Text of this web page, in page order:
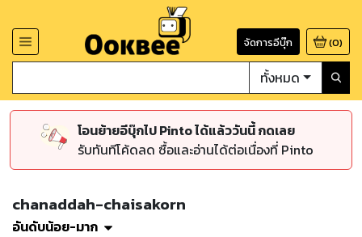
จัดการอีบุ๊ก (0)
ทั้งหมด
โอนย้ายอีบุ๊กไป Pinto ได้แล้ววันนี้ กดเลย
รับทันทีโค้ดลด ซื้อและอ่านได้ต่อเนื่องที่ Pinto
chanaddah-chaisakorn
อันดับน้อย-มาก